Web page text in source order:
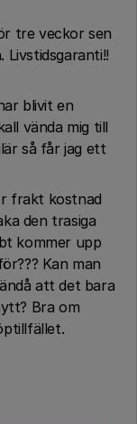
tre veckor sen
Livstidsgaranti!!
blivit en
vända mig till
så får jag ett
frakt kostnad
den trasiga
kommer upp
Kan man
att det bara
Bra om